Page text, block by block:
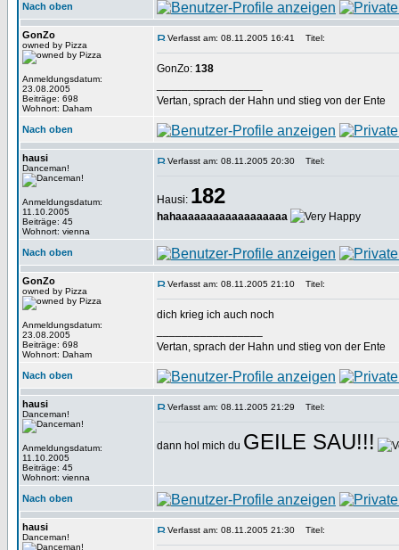
Nach oben
GonZo
owned by Pizza
Anmeldungsdatum:
23.08.2005
Beiträge: 698
Wohnort: Daham
Verfasst am: 08.11.2005 16:41 Titel:
GonZo: 138
Vertan, sprach der Hahn und stieg von der Ente
Nach oben
hausi
Danceman!
Anmeldungsdatum:
11.10.2005
Beiträge: 45
Wohnort: vienna
Verfasst am: 08.11.2005 20:30 Titel:
Hausi: 182
hahaaaaaaaaaaaaaaaaaa
Nach oben
GonZo
owned by Pizza
Anmeldungsdatum:
23.08.2005
Beiträge: 698
Wohnort: Daham
Verfasst am: 08.11.2005 21:10 Titel:
dich krieg ich auch noch
Vertan, sprach der Hahn und stieg von der Ente
Nach oben
hausi
Danceman!
Anmeldungsdatum:
11.10.2005
Beiträge: 45
Wohnort: vienna
Verfasst am: 08.11.2005 21:29 Titel:
dann hol mich du GEILE SAU!!!
Nach oben
hausi
Danceman!
Verfasst am: 08.11.2005 21:30 Titel: